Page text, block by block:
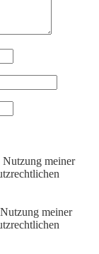
Nutzung meiner
meiner